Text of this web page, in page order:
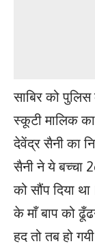
साबिर को
स्कूटी मालिक का
देवेंद्र सैनी का
सैनी ने ये बच्चा
को सौंप दिया
के माँ बाप को
हद तो तब हो